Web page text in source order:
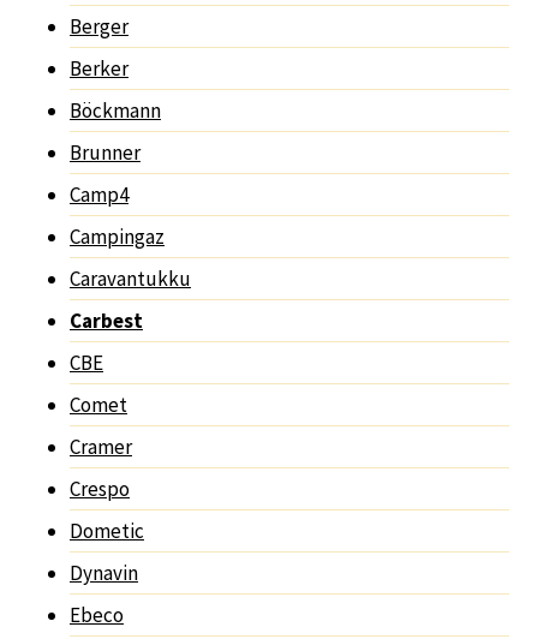
Berger
Berker
Böckmann
Brunner
Camp4
Campingaz
Caravantukku
Carbest
CBE
Comet
Cramer
Crespo
Dometic
Dynavin
Ebeco